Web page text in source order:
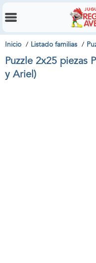
Inicio Listado familias
Puzzle 2x25 piezas
y Ariel)